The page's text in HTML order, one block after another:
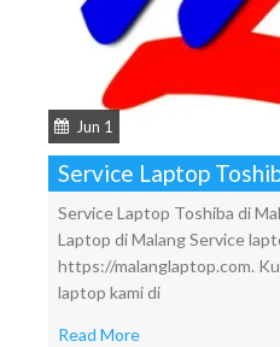
Jun 1
Service Laptop
Service Laptop Toshiba di
Laptop di Malang Service
https://malanglaptop.com.
laptop kami di
Read More